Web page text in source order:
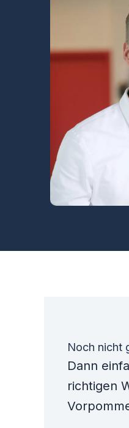
Noch nicht
Dann
richtigen